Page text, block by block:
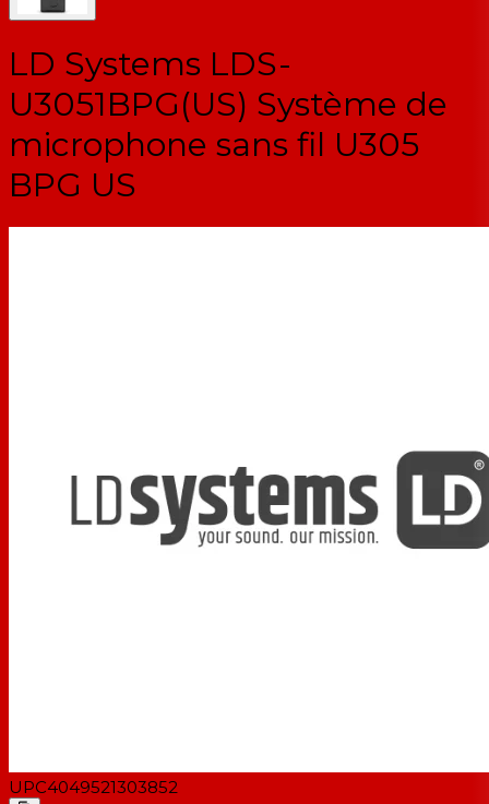
LD Systems LDS-
U3051BPG(US) Système de
microphone sans fil U305
BPG US
UPC4049521303852